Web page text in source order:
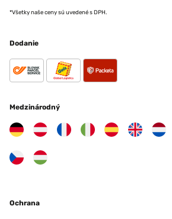
*Všetky naše ceny sú uvedené s DPH.
Dodanie
Medzinárodný
Ochrana